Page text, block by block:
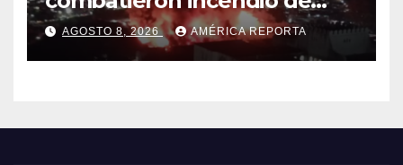
gran magnitud en zona
industrial de El Llanito
AGOSTO 8, 2026 AMÉRICA REPORTA